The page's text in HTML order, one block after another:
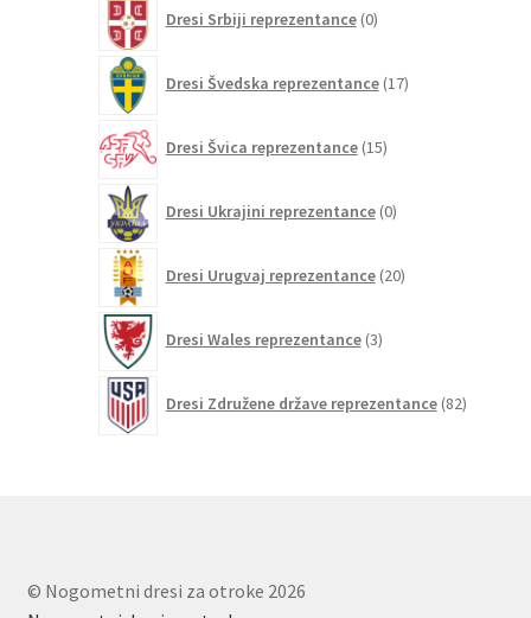
Dresi Srbiji reprezentance 0izdelkov
Dresi Švedska reprezentance 17izdelkov
Dresi Švica reprezentance 15izdelkov
Dresi Ukrajini reprezentance 0izdelkov
Dresi Urugvaj reprezentance 20izdelkov
Dresi Wales reprezentance 3izdelki
Dresi Združene države reprezentance 82izdelkov
© Nogometni dresi za otroke 2026